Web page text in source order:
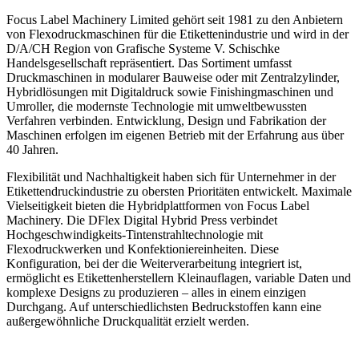
Focus Label Machinery Limited gehört seit 1981 zu den Anbietern
von Flexodruckmaschinen für die Etikettenindustrie und wird in der
D/A/CH Region von Grafische Systeme V. Schischke
Handelsgesellschaft repräsentiert. Das Sortiment umfasst
Druckmaschinen in modularer Bauweise oder mit Zentralzylinder,
Hybridlösungen mit Digitaldruck sowie Finishingmaschinen und
Umroller, die modernste Technologie mit umweltbewussten
Verfahren verbinden. Entwicklung, Design und Fabrikation der
Maschinen erfolgen im eigenen Betrieb mit der Erfahrung aus über
40 Jahren.
Flexibilität und Nachhaltigkeit haben sich für Unternehmer in der
Etikettendruckindustrie zu obersten Prioritäten entwickelt. Maximale
Vielseitigkeit bieten die Hybridplattformen von Focus Label
Machinery. Die DFlex Digital Hybrid Press verbindet
Hochgeschwindigkeits-Tintenstrahltechnologie mit
Flexodruckwerken und Konfektioniereinheiten. Diese
Konfiguration, bei der die Weiterverarbeitung integriert ist,
ermöglicht es Etikettenherstellern Kleinauflagen, variable Daten und
komplexe Designs zu produzieren – alles in einem einzigen
Durchgang. Auf unterschiedlichsten Bedruckstoffen kann eine
außergewöhnliche Druckqualität erzielt werden.